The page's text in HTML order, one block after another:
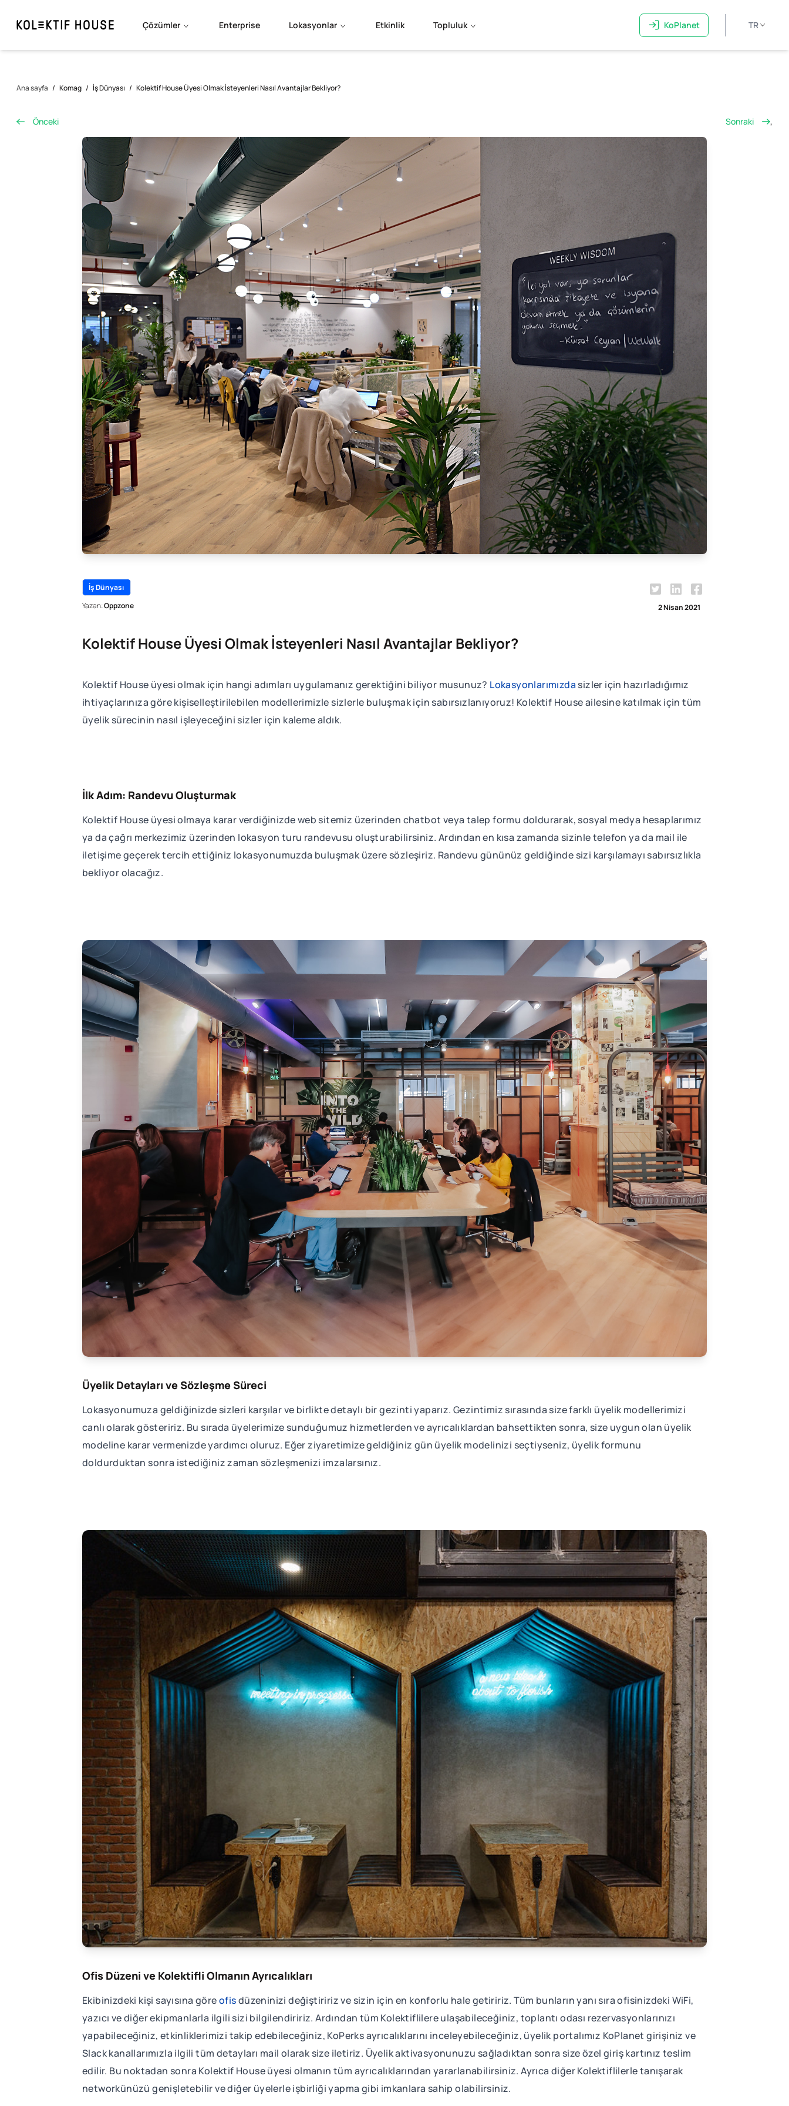
Çözümler Enterprise Lokasyonlar Etkinlik Topluluk KoPlanet TR
Ana sayfa / Komag / İş Dünyası / Kolektif House Üyesi Olmak İsteyenleri Nasıl Avantajlar Bekliyor?
Önceki Sonraki ,
İş Dünyası
Yazan:Oppzone 2 Nisan 2021
Kolektif House Üyesi Olmak İsteyenleri Nasıl Avantajlar Bekliyor?
Kolektif House üyesi olmak için hangi adımları uygulamanız gerektiğini biliyor musunuz? Lokasyonlarımızda sizler için hazırladığımız
ihtiyaçlarınıza göre kişiselleştirilebilen modellerimizle sizlerle buluşmak için sabırsızlanıyoruz! Kolektif House ailesine katılmak için tüm
üyelik sürecinin nasıl işleyeceğini sizler için kaleme aldık.
İlk Adım: Randevu Oluşturmak
Kolektif House üyesi olmaya karar verdiğinizde web sitemiz üzerinden chatbot veya talep formu doldurarak, sosyal medya hesaplarımız
ya da çağrı merkezimiz üzerinden lokasyon turu randevusu oluşturabilirsiniz. Ardından en kısa zamanda sizinle telefon ya da mail ile
iletişime geçerek tercih ettiğiniz lokasyonumuzda buluşmak üzere sözleşiriz. Randevu gününüz geldiğinde sizi karşılamayı sabırsızlıkla
bekliyor olacağız.
Üyelik Detayları ve Sözleşme Süreci
Lokasyonumuza geldiğinizde sizleri karşılar ve birlikte detaylı bir gezinti yaparız. Gezintimiz sırasında size farklı üyelik modellerimizi
canlı olarak gösteririz. Bu sırada üyelerimize sunduğumuz hizmetlerden ve ayrıcalıklardan bahsettikten sonra, size uygun olan üyelik
modeline karar vermenizde yardımcı oluruz. Eğer ziyaretimize geldiğiniz gün üyelik modelinizi seçtiyseniz, üyelik formunu
doldurduktan sonra istediğiniz zaman sözleşmenizi imzalarsınız.
Ofis Düzeni ve Kolektifli Olmanın Ayrıcalıkları
Ekibinizdeki kişi sayısına göreofisdüzeninizi değiştiririz ve sizin için en konforlu hale getiririz. Tüm bunların yanı sıra ofisinizdeki WiFi,
yazıcı ve diğer ekipmanlarla ilgili sizi bilgilendiririz. Ardından tüm Kolektiflilere ulaşabileceğiniz, toplantı odası rezervasyonlarınızı
yapabileceğiniz, etkinliklerimizi takip edebileceğiniz, KoPerks ayrıcalıklarını inceleyebileceğiniz, üyelik portalımız KoPlanet girişiniz ve
Slack kanallarımızla ilgili tüm detayları mail olarak size iletiriz. Üyelik aktivasyonunuzu sağladıktan sonra size özel giriş kartınız teslim
edilir. Bu noktadan sonra Kolektif House üyesi olmanın tüm ayrıcalıklarından yararlanabilirsiniz. Ayrıca diğer Kolektiflilerle tanışarak
networkünüzü genişletebilir ve diğer üyelerle işbirliği yapma gibi imkanlara sahip olabilirsiniz.